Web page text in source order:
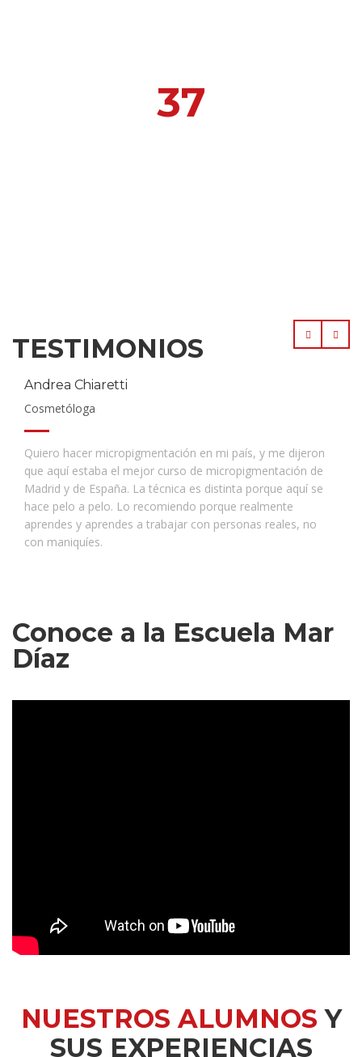
37
TESTIMONIOS
Andrea Chiaretti
Cosmetóloga
Quiero hacer micropigmentación en mi país, y me dijeron
que aquí estaba el mejor curso de micropigmentación de
Madrid y de España. La técnica es distinta porque aquí se
hace pelo a pelo. Lo recomiendo porque realmente
aprendes y aprendes a trabajar con personas reales, no
con maniquíes.
Conoce a la Escuela Mar
Díaz
NUESTROS ALUMNOS Y
SUS EXPERIENCIAS